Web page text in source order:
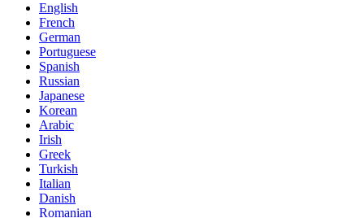
English
French
German
Portuguese
Spanish
Russian
Japanese
Korean
Arabic
Irish
Greek
Turkish
Italian
Danish
Romanian